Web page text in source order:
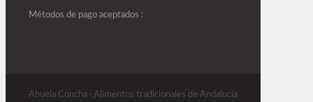
Métodos de pago aceptados :
Abuela Concha · Alimentos tradicionales de Andalucía